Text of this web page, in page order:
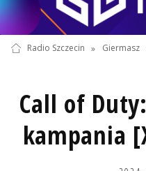
Radio Szczecin » Giermasz
Call of
kampania